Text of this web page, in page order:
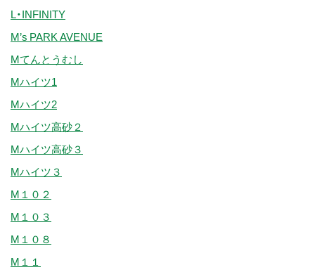
L・INFINITY
M’s PARK AVENUE
Mてんとうむし
Mハイツ1
Mハイツ2
Mハイツ高砂２
Mハイツ高砂３
Mハイツ３
M１０２
M１０３
M１０８
M１１